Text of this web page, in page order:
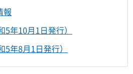
報
年10月1日発行）
年8月1日発行）